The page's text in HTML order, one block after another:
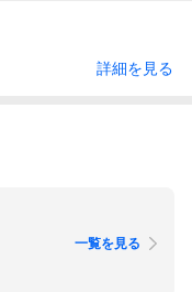
詳細を見る
一覧を見る